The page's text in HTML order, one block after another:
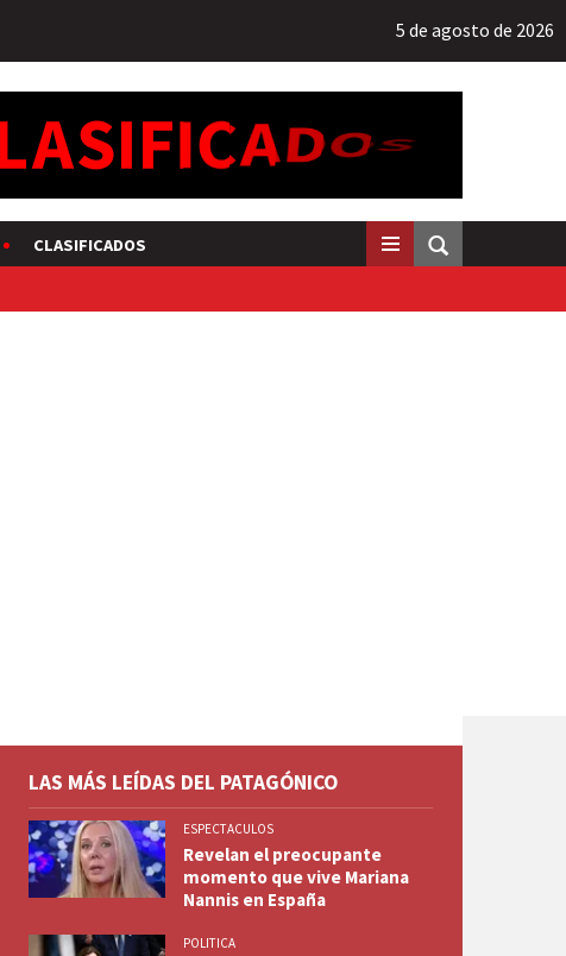
5 de agosto de 2026
CLASIFICADOS
LAS MÁS LEÍDAS DEL PATAGÓNICO
ESPECTACULOS
Revelan el preocupante
momento que vive Mariana
Nannis en España
POLITICA